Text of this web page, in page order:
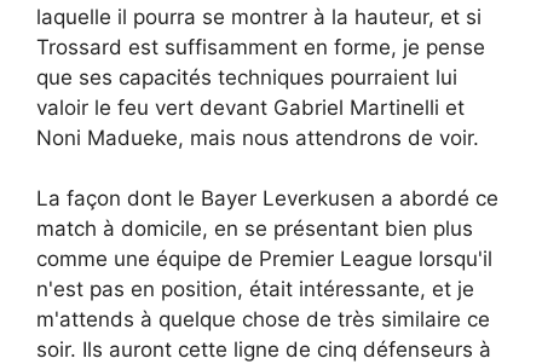
laquelle il pourra se montrer à la hauteur, et si
Trossard est suffisamment en forme, je pense
que ses capacités techniques pourraient lui
valoir le feu vert devant Gabriel Martinelli et
Noni Madueke, mais nous attendrons de voir.
La façon dont le Bayer Leverkusen a abordé ce
match à domicile, en se présentant bien plus
comme une équipe de Premier League lorsqu'il
n'est pas en position, était intéressante, et je
m'attends à quelque chose de très similaire ce
soir. Ils auront cette ligne de cinq défenseurs à